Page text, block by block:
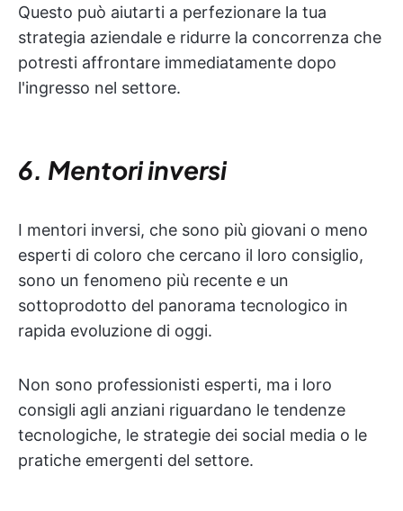
Questo può aiutarti a perfezionare la tua
strategia aziendale e ridurre la concorrenza che
potresti affrontare immediatamente dopo
l'ingresso nel settore.
6. Mentori inversi
I mentori inversi, che sono più giovani o meno
esperti di coloro che cercano il loro consiglio,
sono un fenomeno più recente e un
sottoprodotto del panorama tecnologico in
rapida evoluzione di oggi.
Non sono professionisti esperti, ma i loro
consigli agli anziani riguardano le tendenze
tecnologiche, le strategie dei social media o le
pratiche emergenti del settore.